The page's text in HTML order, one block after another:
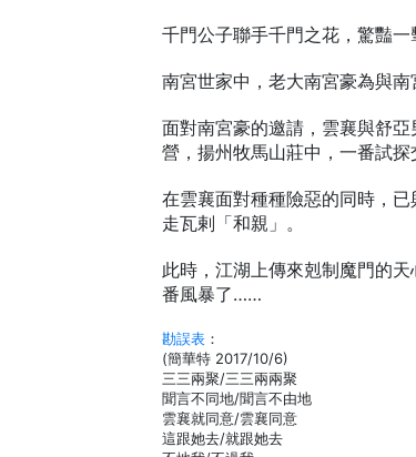
千門公子聯手千門之花，驚豔一
南宮世家中，老大南宮豪為與
面對南宮豪的邀請，雲襄與舒
營，揚州牧馬山莊中，一番試
在雲襄面對種種險惡的同時，
走瓦剌「和親」。
此時，江湖上傳來剋制魔門的
番風暴了……
勘誤表 ：
(簡華特 2017/10/6)
三三兩聚/三三兩兩聚
聞言不同地/聞言不由地
雲襄就同意/雲襄同意
這跟她去/就跟她去